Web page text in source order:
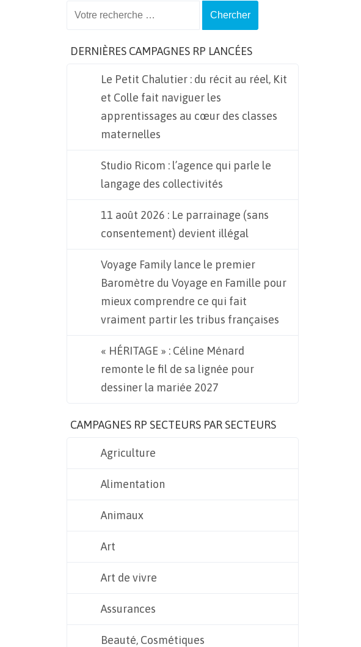
DERNIÈRES CAMPAGNES RP LANCÉES
Le Petit Chalutier : du récit au réel, Kit
et Colle fait naviguer les
apprentissages au cœur des classes
maternelles
Studio Ricom : l’agence qui parle le
langage des collectivités
11 août 2026 : Le parrainage (sans
consentement) devient illégal
Voyage Family lance le premier
Baromètre du Voyage en Famille pour
mieux comprendre ce qui fait
vraiment partir les tribus françaises
« HÉRITAGE » : Céline Ménard
remonte le fil de sa lignée pour
dessiner la mariée 2027
CAMPAGNES RP SECTEURS PAR SECTEURS
Agriculture
Alimentation
Animaux
Art
Art de vivre
Assurances
Beauté, Cosmétiques